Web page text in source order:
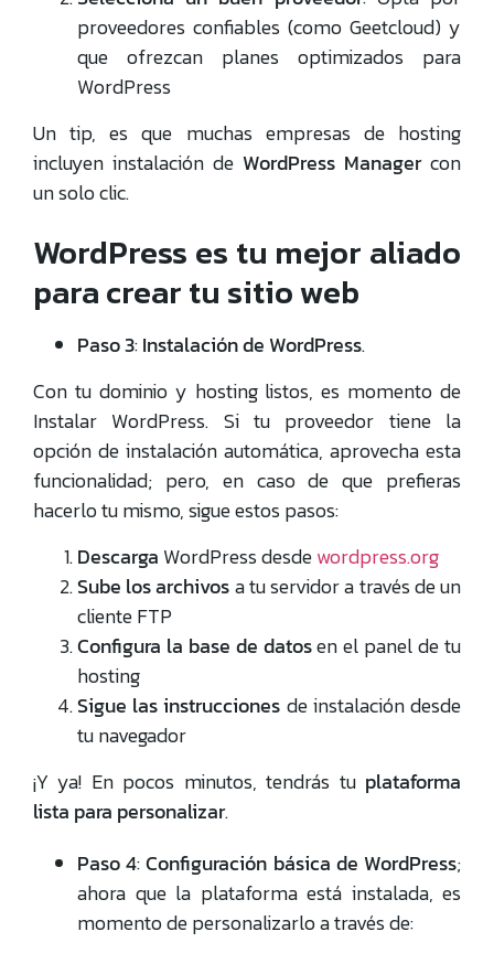
proveedores confiables (como Geetcloud) y
que ofrezcan planes optimizados para
WordPress
Un tip, es que muchas empresas de hosting
incluyen instalación de WordPress Manager con
un solo clic.
WordPress es tu mejor aliado
para crear tu sitio web
Paso 3:Instalación de WordPress.
Con tu dominio y hosting listos, es momento de
Instalar WordPress. Si tu proveedor tiene la
opción de instalación automática, aprovecha esta
funcionalidad; pero, en caso de que prefieras
hacerlo tu mismo, sigue estos pasos:
Descarga WordPress desdewordpress.org
Sube los archivosa tu servidor a través de un
cliente FTP
Configura la base de datosen el panel de tu
hosting
Sigue las instrucciones de instalación desde
tu navegador
¡Y ya! En pocos minutos, tendrás tu plataforma
lista para personalizar.
Paso 4:Configuración básica de WordPress;
ahora que la plataforma está instalada, es
momento de personalizarlo a través de: